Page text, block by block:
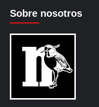
Sobre nosotros